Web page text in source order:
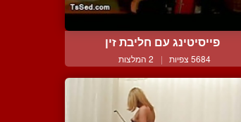
פייסיטינג עם חליבת זין
5684 צפיות | 2 המלצות